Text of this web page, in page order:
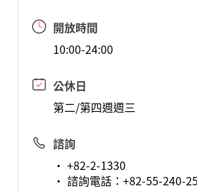
開放時間
10:00-24:00
公休日
第二/第四週週三
諮詢
· +82-2-1330
· 諮詢電話：+82-55-240-